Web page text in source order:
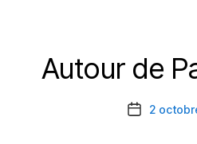
Autour de
Date
2